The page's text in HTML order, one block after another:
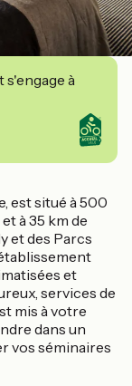
s'engage à
est situé à 500
à 35 km de
et des Parcs
et
services de
mis à votre
dans un
vos séminaires